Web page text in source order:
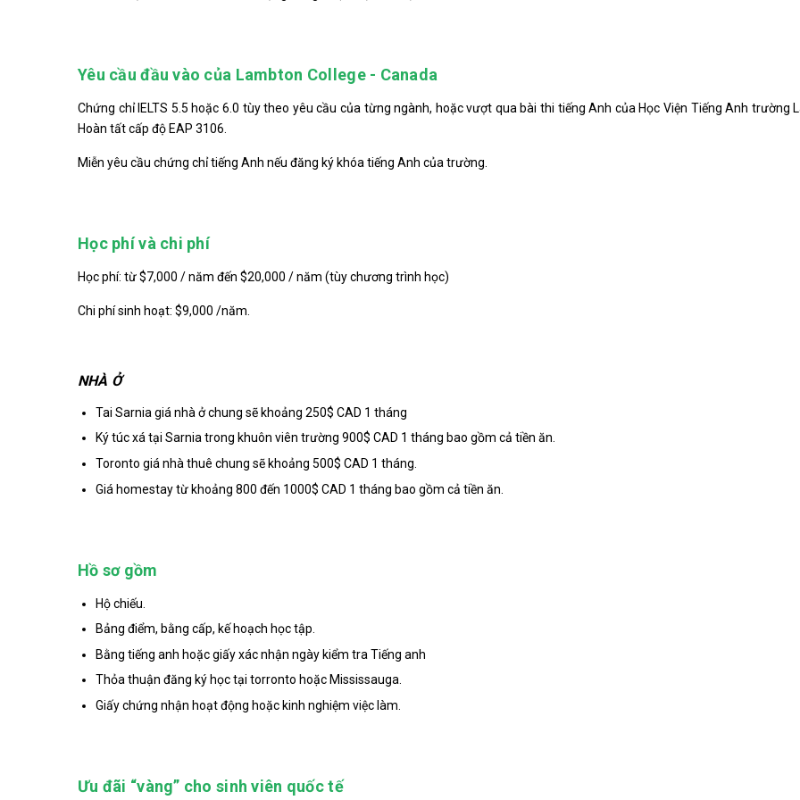
Yêu cầu đầu vào của Lambton College - Canada
Chứng chỉ IELTS 5.5 hoặc 6.0 tùy theo yêu cầu của từng ngành, hoặc vượt qua bài thi tiếng Anh của Học Viện Tiếng Anh trường
Hoàn tất cấp độ EAP 3106.
Miễn yêu cầu chứng chỉ tiếng Anh nếu đăng ký khóa tiếng Anh của trường.
Học phí và chi phí
Học phí: từ $7,000 / năm đến $20,000 / năm (tùy chương trình học)
Chi phí sinh hoạt: $9,000 /năm.
NHÀ Ở
Tai Sarnia giá nhà ở chung sẽ khoảng 250$ CAD 1 tháng
Ký túc xá tại Sarnia trong khuôn viên trường 900$ CAD 1 tháng bao gồm cả tiền ăn.
Toronto giá nhà thuê chung sẽ khoảng 500$ CAD 1 tháng.
Giá homestay từ khoảng 800 đến 1000$ CAD 1 tháng bao gồm cả tiền ăn.
Hồ sơ gồm
Hộ chiếu.
Bảng điểm, bằng cấp, kế hoạch học tập.
Bằng tiếng anh hoặc giấy xác nhận ngày kiểm tra Tiếng anh
Thỏa thuận đăng ký học tại torronto hoặc Mississauga.
Giấy chứng nhận hoạt động hoặc kinh nghiệm việc làm.
Ưu đãi “vàng” cho sinh viên quốc tế